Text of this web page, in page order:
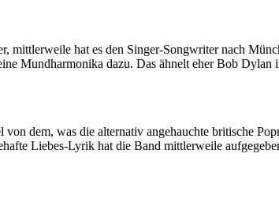
mittlerweile hat es den Singer-Songwriter nach
Mundharmonika dazu. Das ähnelt eher Bob
dem, was die alternativ angehauchte britische
Liebes-Lyrik hat die Band mittlerweile